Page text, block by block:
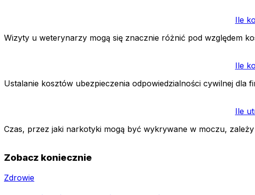
Ile
Wizyty u weterynarzy mogą się znacznie różnić pod względem
Ile
Ustalanie kosztów ubezpieczenia odpowiedzialności cywilnej
Ile
Czas, przez jaki narkotyki mogą być wykrywane w moczu,
Zobacz koniecznie
Zdrowie